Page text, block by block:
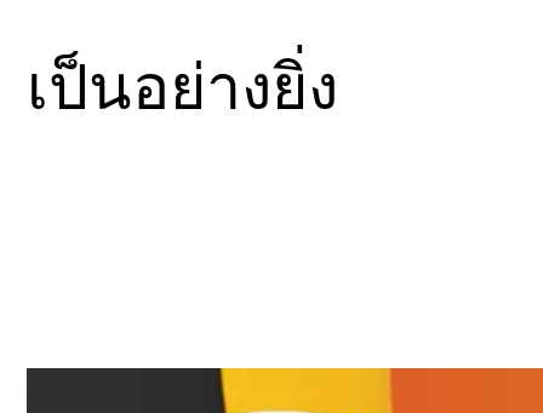
เป็นอย่างยิ่ง